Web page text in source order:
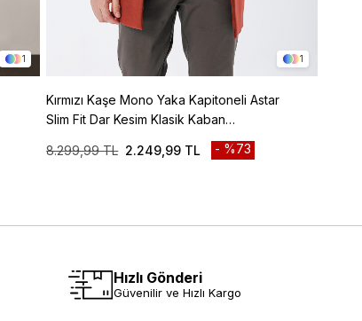
1 1
Kırmızı Kaşe Mono Yaka Kapitoneli Astar
Slim Fit Dar Kesim Klasik Kaban
2.249,99 TL
8.299,99 TL %73
Hızlı Gönderi
Güvenilir ve Hızlı Kargo